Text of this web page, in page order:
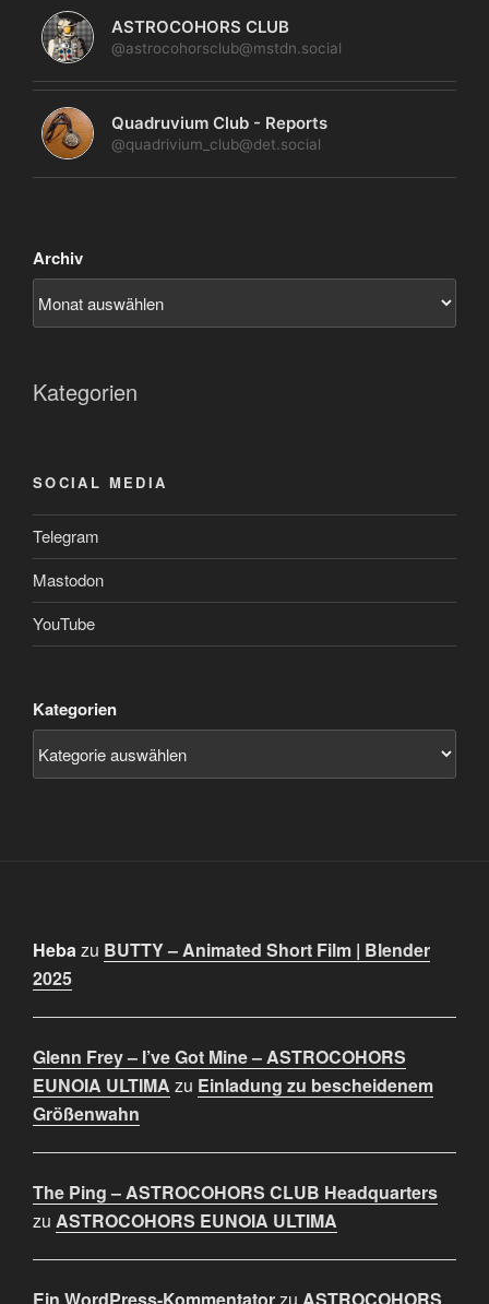
ASTROCOHORS CLUB
@astrocohorsclub@mstdn.social
Quadruvium Club - Reports
@quadrivium_club@det.social
Archiv
Kategorien
SOCIAL MEDIA
Telegram
Mastodon
YouTube
Kategorien
Hebazu BUTTY – Animated Short Film | Blender
2025
Glenn Frey – I’ve Got Mine – ASTROCOHORS
EUNOIA ULTIMA zu Einladung zu bescheidenem
Größenwahn
The Ping – ASTROCOHORS CLUB Headquarters
zu ASTROCOHORS EUNOIA ULTIMA
Ein WordPress-Kommentatorzu ASTROCOHORS